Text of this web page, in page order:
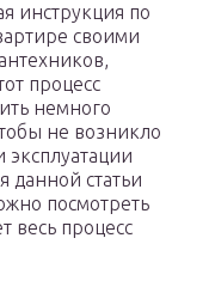
инструкция по
своими
процесс
немного
не возникло
данной статьи
посмотреть
весь процесс